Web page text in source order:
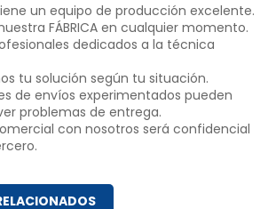
un equipo de producción excelente.
FÁBRICA en cualquier momento.
dedicados a la técnica
tu solución según tu situación.
de envíos experimentados pueden
problemas de entrega.
con nosotros será confidencial